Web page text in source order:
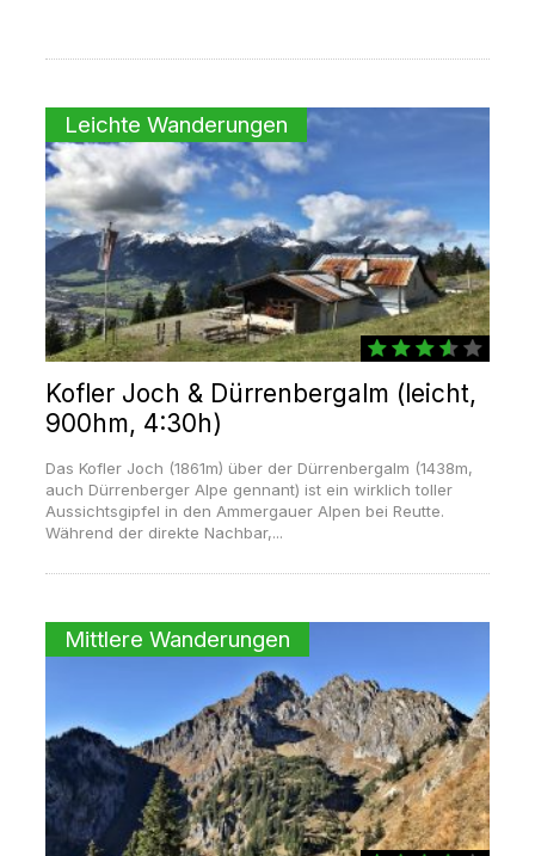
Leichte Wanderungen
Kofler Joch & Dürrenbergalm (leicht,
900hm, 4:30h)
Das Kofler Joch (1861m) über der Dürrenbergalm (1438m,
auch Dürrenberger Alpe gennant) ist ein wirklich toller
Aussichtsgipfel in den Ammergauer Alpen bei Reutte.
Während der direkte Nachbar,...
Mittlere Wanderungen